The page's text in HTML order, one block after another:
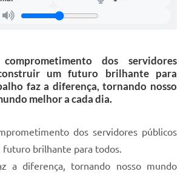
dos servidores
um futuro brilhante para
faz a diferença, tornando nosso
melhor a cada dia.
dos servidores públicos
brilhante para todos.
a diferença, tornando nosso mundo